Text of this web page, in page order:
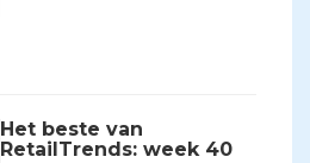
Het beste van
RetailTrends: week 40